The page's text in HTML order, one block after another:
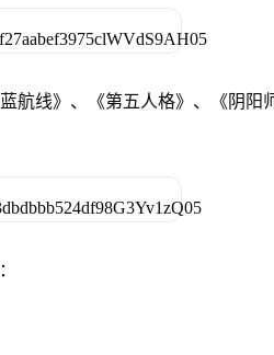
航线》、《第五人格》、《阴阳